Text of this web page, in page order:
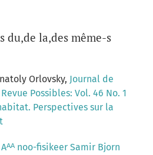
du,de la,des même-s
Orlovsky, Journal de
Revue Possibles: Vol. 46 No. 1
Perspectives sur la
Aᴬᴬ noo-fisikeer Samir Bjorn